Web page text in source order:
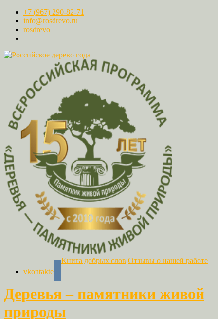
+7 (967) 290-82-71
info@rosdrevo.ru
rosdrevo
vkontakte
Книга добрых слов Отзывы о нашей работе
Деревья – памятники живой
природы